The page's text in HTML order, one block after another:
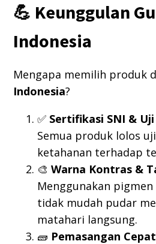
💪 Keunggulan
Indonesia
Mengapa memilih produk
Indonesia?
✅ Sertifikasi SNI &
Semua produk lolos
ketahanan terhadap
🎨Warna Kontras &
Menggunakan
tidak mudah pudar
matahari langsung.
🧱 Pemasangan